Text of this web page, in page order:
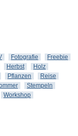
Fotografie
Freebie
Herbst
Holz
Pflanzen
Reise
Stempeln
Workshop